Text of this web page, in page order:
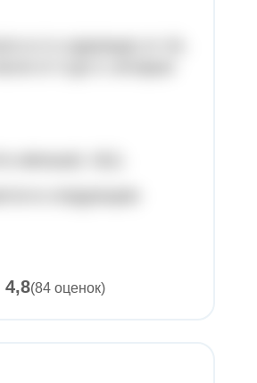
4,8(84 оценок)